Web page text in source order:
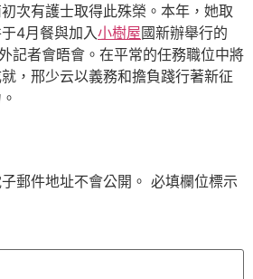
次有護士取得此殊榮。本年，她取
4月餐與加入小樹屋國新辦舉行的
記者會晤會。在平常的任務職位中將
，邢少云以義務和擔負踐行著新征
郵件地址不會公開。 必填欄位標示